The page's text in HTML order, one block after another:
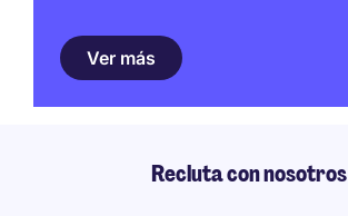
Ver más
Recluta con nosotros